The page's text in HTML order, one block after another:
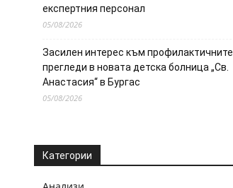
експертния персонал
05/08/2026
Засилен интерес към профилактичните
прегледи в новата детска болница „Св.
Анастасия“ в Бургас
05/08/2026
Категории